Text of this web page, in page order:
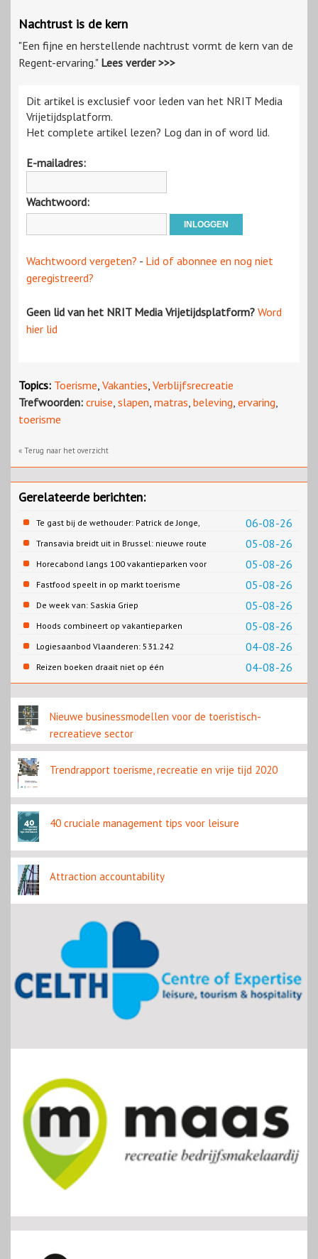
Nachtrust is de kern
"Een fijne en herstellende nachtrust vormt de kern van de
Regent-ervaring." Lees verder >>>
Dit artikel is exclusief voor leden van het NRIT Media
Vrijetijdsplatform.
Het complete artikel lezen? Log dan in of word lid.
E-mailadres:
Wachtwoord:
Wachtwoord vergeten? - Lid of abonnee en nog niet
geregistreerd?
Geen lid van het NRIT Media Vrijetijdsplatform? Word
hier lid
Topics: Toerisme, Vakanties, Verblijfsrecreatie
Trefwoorden: cruise, slapen, matras, beleving, ervaring,
toerisme
« Terug naar het overzicht
Gerelateerde berichten:
06-08-26
Te gast bij de wethouder: Patrick de Jonge,
Gemeente Emmen
05-08-26
Transavia breidt uit in Brussel: nieuwe route
naar Porto
05-08-26
Horecabond langs 100 vakantieparken voor
Cao-recreatie
05-08-26
Fastfood speelt in op markt toerisme
05-08-26
De week van: Saskia Griep
05-08-26
Hoods combineert op vakantieparken
recreatie en wonen
04-08-26
Logiesaanbod Vlaanderen: 531.242
slaapplaatsen
04-08-26
Reizen boeken draait niet op één
contentbron
Nieuwe businessmodellen voor de toeristisch-
recreatieve sector
Trendrapport toerisme, recreatie en vrije tijd 2020
40 cruciale management tips voor leisure
Attraction accountability